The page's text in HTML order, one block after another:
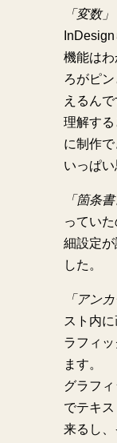
「変数
機能は
ろがピ
えるんで
理解す
に制作
いっぱい
「箇条書
ってい
細設定
した。
「アン
スト内
ラフィ
ます。
グラフ
でテキ
来るし